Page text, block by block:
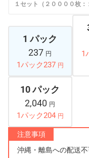
１セット（２００００枚：
1 パック
237 円
1パック237 円
1
10 パック
2,040 円
1パック204 円
注意事項
沖縄・離島への配送